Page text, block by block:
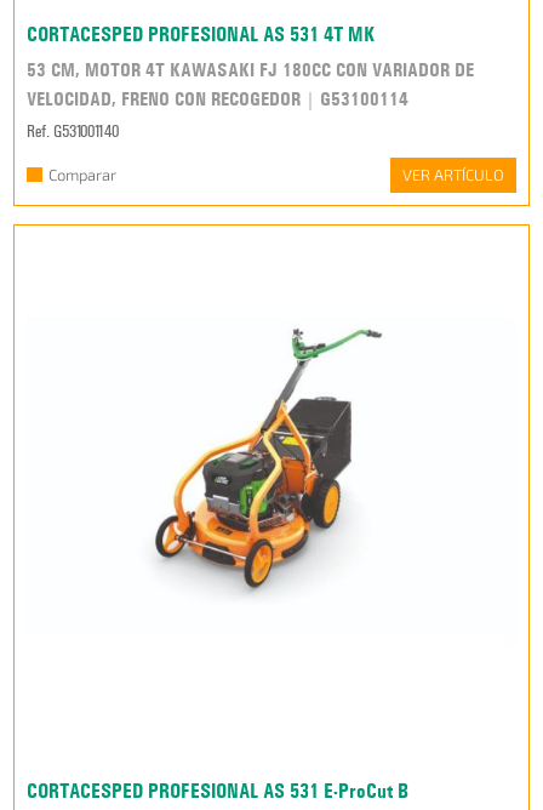
CORTACESPED PROFESIONAL AS 531 4T MK
53 CM, MOTOR 4T KAWASAKI FJ 180CC CON VARIADOR DE
VELOCIDAD, FRENO CON RECOGEDOR | G53100114
Ref. G531001140
Comparar VER ARTÍCULO
CORTACESPED PROFESIONAL AS 531 E-ProCut B